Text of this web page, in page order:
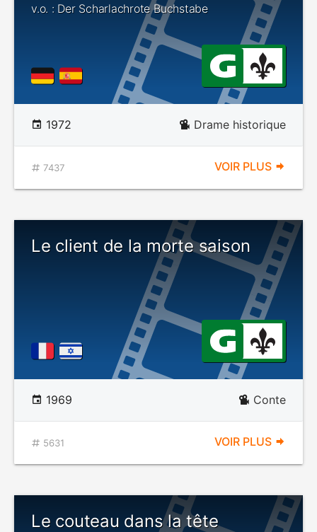
v.o. : Der Scharlachrote Buchstabe
1972 Drame historique
7437 VOIR PLUS
Le client de la morte saison
1969 Conte
5631 VOIR PLUS
Le couteau dans la tête